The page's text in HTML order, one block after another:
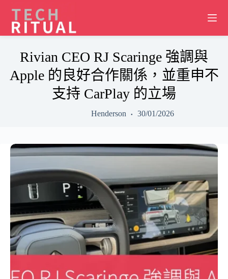
content
Rivian CEO RJ Scaringe 強調與
Apple 的良好合作關係，並重申不
支持 CarPlay 的立場
Henderson 30/01/2026